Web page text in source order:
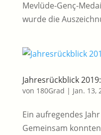
Mevlüde-Genç-
wurde die
Jahresrückblick
von 180Grad | Jan. 13,
Ein aufregendes
Gemeinsam